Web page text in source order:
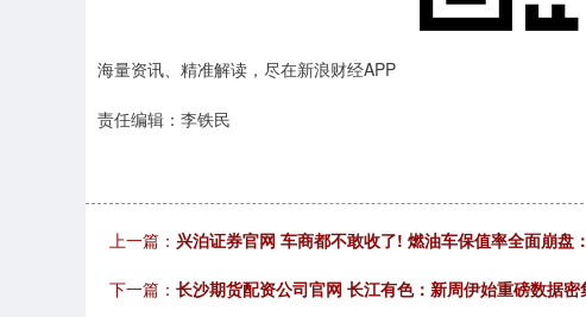
海量资讯、精准解读，尽在新浪财经APP
责任编辑：李铁民
上一篇： 兴泊证券官网 车商都不敢收了! 燃油车保值率全面崩盘
下一篇： 长沙期货配资公司官网 长江有色：新周伊始重磅数据